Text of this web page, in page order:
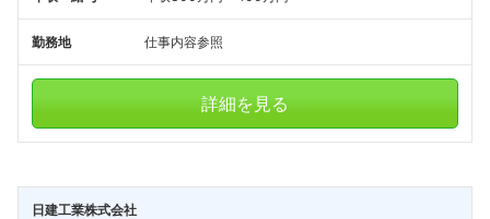
勤務地 仕事内容参照
詳細を見る
日建工業株式会社